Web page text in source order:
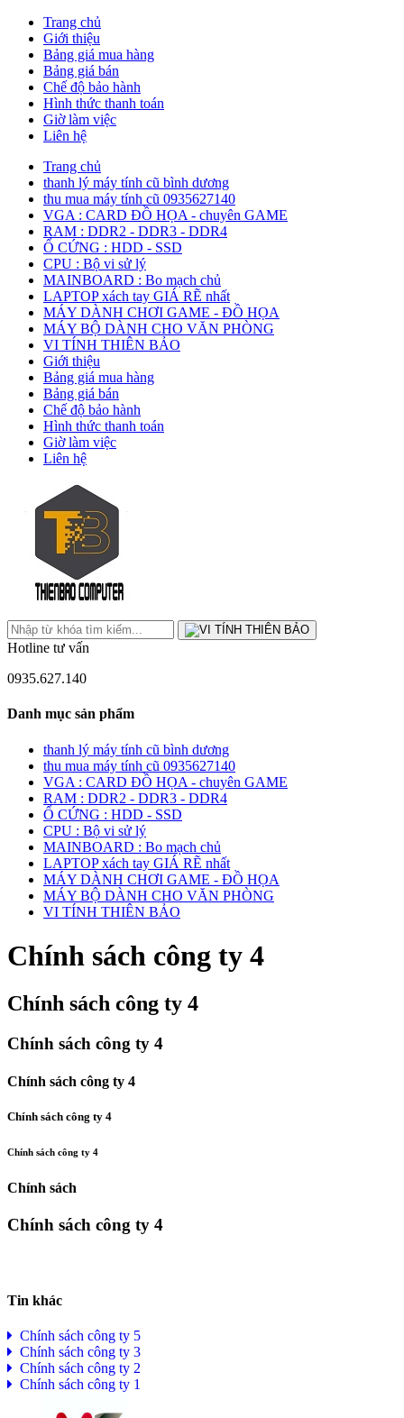
Trang chủ
Giới thiệu
Bảng giá mua hàng
Bảng giá bán
Chế độ bảo hành
Hình thức thanh toán
Giờ làm việc
Liên hệ
Trang chủ
thanh lý máy tính cũ bình dương
thu mua máy tính cũ 0935627140
VGA : CARD ĐỒ HỌA - chuyên GAME
RAM : DDR2 - DDR3 - DDR4
Ổ CỨNG : HDD - SSD
CPU : Bộ vi sử lý
MAINBOARD : Bo mạch chủ
LAPTOP xách tay GIÁ RẼ nhất
MÁY DÀNH CHƠI GAME - ĐỒ HỌA
MÁY BỘ DÀNH CHO VĂN PHÒNG
VI TÍNH THIÊN BẢO
Giới thiệu
Bảng giá mua hàng
Bảng giá bán
Chế độ bảo hành
Hình thức thanh toán
Giờ làm việc
Liên hệ
Hotline tư vấn
0935.627.140
Danh mục sản phẩm
thanh lý máy tính cũ bình dương
thu mua máy tính cũ 0935627140
VGA : CARD ĐỒ HỌA - chuyên GAME
RAM : DDR2 - DDR3 - DDR4
Ổ CỨNG : HDD - SSD
CPU : Bộ vi sử lý
MAINBOARD : Bo mạch chủ
LAPTOP xách tay GIÁ RẼ nhất
MÁY DÀNH CHƠI GAME - ĐỒ HỌA
MÁY BỘ DÀNH CHO VĂN PHÒNG
VI TÍNH THIÊN BẢO
Chính sách công ty 4
Chính sách công ty 4
Chính sách công ty 4
Chính sách công ty 4
Chính sách công ty 4
Chính sách công ty 4
Chính sách
Chính sách công ty 4
Tin khác
Chính sách công ty 5
Chính sách công ty 3
Chính sách công ty 2
Chính sách công ty 1